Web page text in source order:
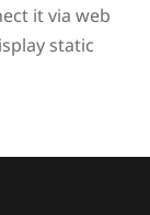
it via web
static